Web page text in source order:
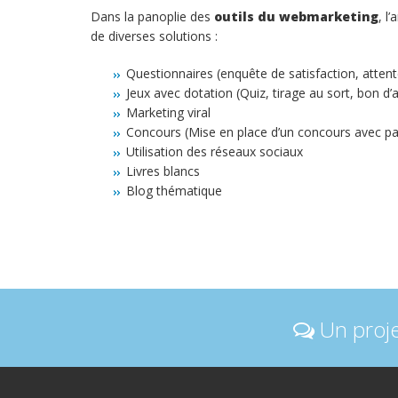
Dans la panoplie des outils du webmarketing,
de diverses solutions :
Questionnaires (enquête de satisfaction,
Jeux avec dotation (Quiz, tirage au sort, bon
Marketing viral
Concours (Mise en place d’un concours avec
Utilisation des réseaux sociaux
Livres blancs
Blog thématique
Un